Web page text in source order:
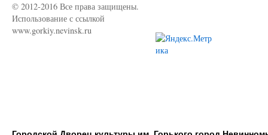
© 2012-2016 Все права защищены.
Использование с ссылкой
www.gorkiy.nevinsk.ru